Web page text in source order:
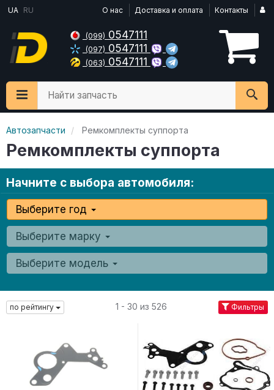
UA RU О нас Доставка и оплата Контакты
(099) 0547111
(097) 0547111
(063) 0547111
Найти запчасть
Автозапчасти Ремкомплекты суппорта
Ремкомплекты суппорта
Начните с выбора автомобиля:
Выберите год
Выберите марку
Выберите модель
по рейтингу 1 - 30 из 526 Фильтры